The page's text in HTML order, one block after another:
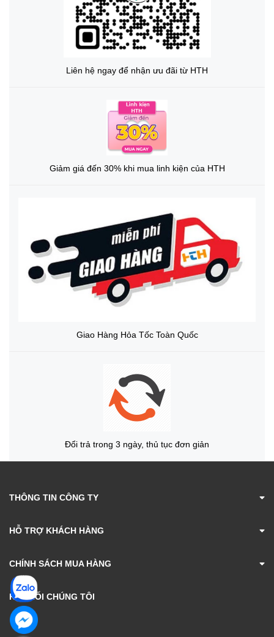
Liên hệ ngay để nhận ưu đãi từ HTH
Giảm giá đến 30% khi mua linh kiện của HTH
Giao Hàng Hỏa Tốc Toàn Quốc
Đổi trả trong 3 ngày, thủ tục đơn giản
THÔNG TIN CÔNG TY
HỖ TRỢ KHÁCH HÀNG
CHÍNH SÁCH MUA HÀNG
KẾT NỐI CHÚNG TÔI